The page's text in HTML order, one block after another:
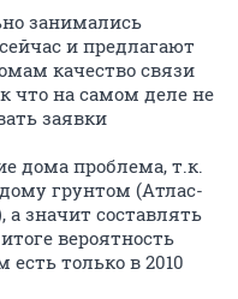
занимались
и предлагают
качество связи
что на самом деле не
заявки
дома проблема, т.к.
грунтом (Атлас-
значит составлять
вероятность
только в 2010